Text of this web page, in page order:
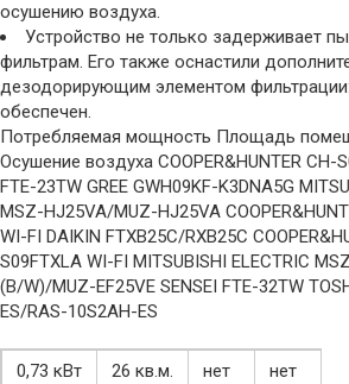
осушению воздуха.
Устройство не только задерживает
фильтрам. Его также оснастили
дезодорирующим элементом
обеспечен.
Потребляемая мощность Площадь
Осушение воздуха COOPER&HUNTER CH-
FTE-23TW GREE GWH09KF-K3DNA5G
MSZ-HJ25VA/MUZ-HJ25VA
WI-FI DAIKIN FTXB25C/RXB25С
S09FTXLA WI-FI MITSUBISHI ELECTRIC
(B/W)/MUZ-EF25VE SENSEI FTE-32TW
ES/RAS-10S2AH-ES
0,73 кВт 26 кв.м. нет
нет